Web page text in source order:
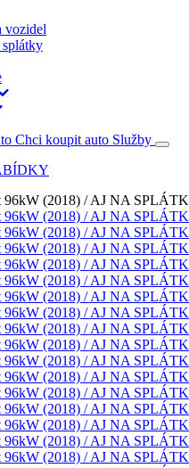
vozidel
Chci koupit auto Služby